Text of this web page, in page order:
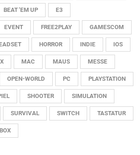
BEAT 'EM UP E3
EVENT FREE2PLAY GAMESCOM
HORROR INDIE IOS
MAC MAUS MESSE
OPEN-WORLD PC PLAYSTATION
SHOOTER SIMULATION
SURVIVAL SWITCH TASTATUR